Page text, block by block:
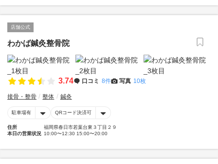
店舗公式
わかば鍼灸整骨院
3.74 口コミ 8件 写真 10枚
接骨・整骨 整体 鍼灸
駐車場有 QRコード決済可
住所
福岡県春日市若葉台東３丁目２９
本日の営業状況 10:00〜12:30 15:00〜20:00